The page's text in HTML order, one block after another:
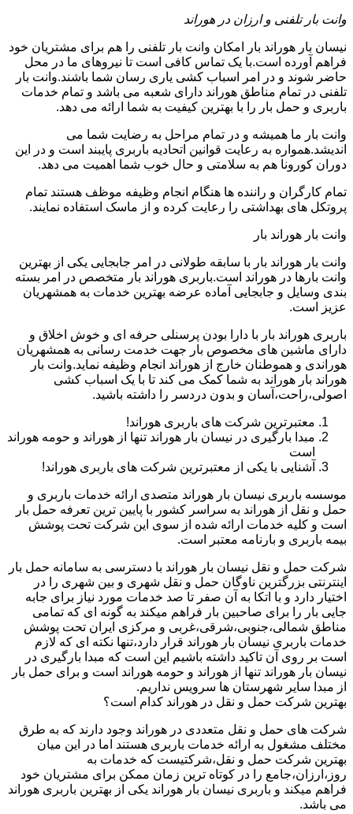
وانت بار تلفنی و ارزان در هوراند
نیسان بار هوراند بار امکان وانت بار تلفنی را هم برای مشتریان خود
فراهم آورده است.با یک تماس کافی است تا نیروهای ما در محل
حاضر شوند و در امر اسباب کشی یاری رسان شما باشند.وانت بار
تلفنی در تمام مناطق هوراند دارای شعبه می باشد و تمام خدمات
باربری و حمل بار را با بهترین کیفیت به شما ارائه می دهد.
وانت بار ما همیشه و در تمام مراحل به رضایت شما می
اندیشد.همواره به رعایت قوانین اتحادیه باربری پایبند است و در این
دوران کورونا هم به سلامتی و حال خوب شما اهمیت می دهد.
تمام کارگران و راننده ها هنگام انجام وظیفه موظف هستند تمام
پروتکل های بهداشتی را رعایت کرده و از ماسک استفاده نمایند.
وانت بار هوراند بار
وانت بار هوراند بار با سابقه طولانی در امر جابجایی یکی از بهترین
وانت بارها در هوراند است.باربری هوراند بار متخصص در امر بسته
بندی وسایل و جابجایی آماده عرضه بهترین خدمات به همشهریان
عزیز است.
باربری هوراند بار با دارا بودن پرسنلی حرفه ای و خوش اخلاق و
دارای ماشین های مخصوص بار جهت خدمت رسانی به همشهریان
هوراندی و هموطنان خارج از هوراند انجام وظیفه نماید.وانت بار
هوراند بار هوراند به شما کمک می کند تا با یک اسباب کشی
اصولی،راحت،آسان و بدون دردسر را داشته باشید.
معتبرترین شرکت های باربری هوراند!
مبدا بارگیری در نیسان بار هوراند تنها از هوراند و حومه هوراند
است
آشنایی با یکی از معتبرترین شرکت های باربری هوراند!
موسسه باربری نیسان بار هوراند متصدی ارائه خدمات باربری و
حمل و نقل از هوراند به سراسر کشور با پایین ترین تعرفه حمل بار
است و کلیه خدمات ارائه شده از سوی این شرکت تحت پوشش
بیمه باربری و بارنامه معتبر است.
شرکت حمل و نقل نیسان بار هوراند با دسترسی به سامانه حمل بار
اینترنتی بزرگترین ناوگان حمل و نقل شهری و بین شهری را در
اختیار دارد و با اتکا به آن صفر تا صد خدمات مورد نیاز برای جابه
جایی بار را برای صاحبین بار فراهم میکند به گونه ای که تمامی
مناطق شمالی،جنوبی،شرقی،غربی و مرکزی ایران تحت پوشش
خدمات باربری نیسان بار هوراند قرار دارد،تنها نکته ای که لازم
است بر روی آن تاکید داشته باشیم این است که مبدا بارگیری در
نیسان بار هوراند تنها از هوراند و حومه هوراند است و برای حمل بار
از مبدا سایر شهرستان ها سرویس نداریم.
بهترین شرکت حمل و نقل در هوراند کدام است؟
شرکت های حمل و نقل متعددی در هوراند وجود دارند که به طرق
مختلف مشغول به ارائه خدمات باربری هستند اما در این میان
بهترین شرکت حمل و نقل،شرکتیست که خدمات به
روز،ارزان،جامع را در کوتاه ترین زمان ممکن برای مشتریان خود
فراهم میکند و باربری نیسان بار هوراند یکی از بهترین باربری هوراند
می باشد.